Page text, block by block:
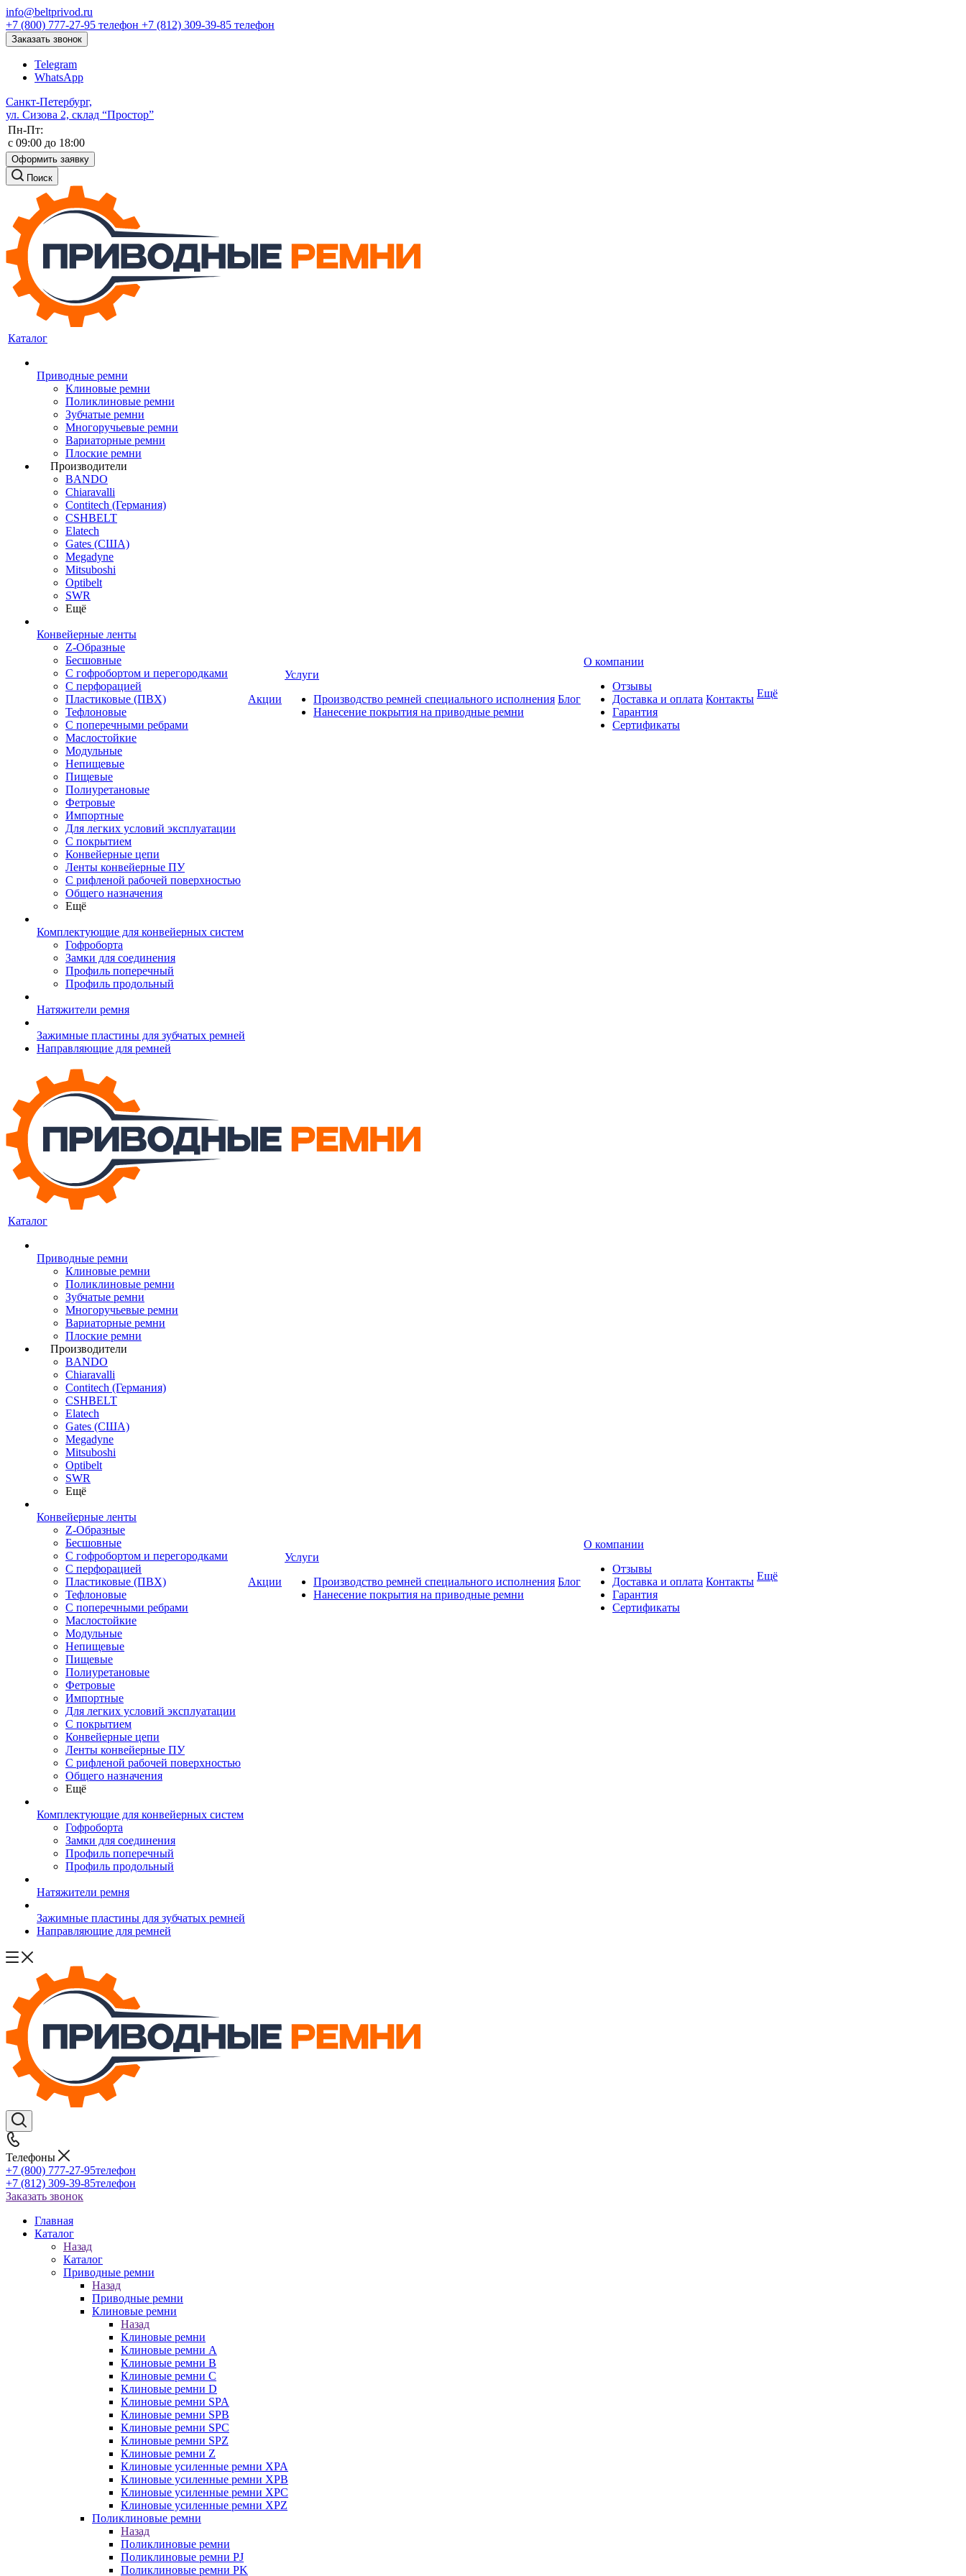
info@beltprivod.ru
+7 (800) 777-27-95 телефон +7 (812) 309-39-85 телефон
Заказать звонок
Telegram
WhatsApp
Санкт-Петербург,
ул. Сизова 2, склад “Простор”
Пн-Пт:
c 09:00 до 18:00
Оформить заявку
Поиск
Каталог
Приводные ремни
Клиновые ремни
Поликлиновые ремни
Зубчатые ремни
Многоручьевые ремни
Вариаторные ремни
Плоские ремни
Производители
BANDO
Chiaravalli
Contitech (Германия)
CSHBELT
Elatech
Gates (США)
Megadyne
Mitsuboshi
Optibelt
SWR
Ещё
Конвейерные ленты
Z-Образные
Бесшовные
С гофробортом и перегородками
С перфорацией
Пластиковые (ПВХ)
Тефлоновые
С поперечными ребрами
Маслостойкие
Модульные
Непищевые
Пищевые
Полиуретановые
Фетровые
Импортные
Для легких условий эксплуатации
С покрытием
Конвейерные цепи
Ленты конвейерные ПУ
С рифленой рабочей поверхностью
Общего назначения
Ещё
Комплектующие для конвейерных систем
Гофроборта
Замки для соединения
Профиль поперечный
Профиль продольный
Натяжители ремня
Зажимные пластины для зубчатых ремней
Направляющие для ремней
Акции
Услуги
Производство ремней специального исполнения
Нанесение покрытия на приводные ремни
Блог
О компании
Отзывы
Доставка и оплата
Гарантия
Сертификаты
Контакты Ещё
Каталог
Приводные ремни
Клиновые ремни
Поликлиновые ремни
Зубчатые ремни
Многоручьевые ремни
Вариаторные ремни
Плоские ремни
Производители
BANDO
Chiaravalli
Contitech (Германия)
CSHBELT
Elatech
Gates (США)
Megadyne
Mitsuboshi
Optibelt
SWR
Ещё
Конвейерные ленты
Z-Образные
Бесшовные
С гофробортом и перегородками
С перфорацией
Пластиковые (ПВХ)
Тефлоновые
С поперечными ребрами
Маслостойкие
Модульные
Непищевые
Пищевые
Полиуретановые
Фетровые
Импортные
Для легких условий эксплуатации
С покрытием
Конвейерные цепи
Ленты конвейерные ПУ
С рифленой рабочей поверхностью
Общего назначения
Ещё
Комплектующие для конвейерных систем
Гофроборта
Замки для соединения
Профиль поперечный
Профиль продольный
Натяжители ремня
Зажимные пластины для зубчатых ремней
Направляющие для ремней
Акции
Услуги
Производство ремней специального исполнения
Нанесение покрытия на приводные ремни
Блог
О компании
Отзывы
Доставка и оплата
Гарантия
Сертификаты
Контакты Ещё
Телефоны
+7 (800) 777-27-95телефон
+7 (812) 309-39-85телефон
Заказать звонок
Главная
Каталог
Назад
Каталог
Приводные ремни
Назад
Приводные ремни
Клиновые ремни
Назад
Клиновые ремни
Клиновые ремни A
Клиновые ремни B
Клиновые ремни C
Клиновые ремни D
Клиновые ремни SPA
Клиновые ремни SPB
Клиновые ремни SPC
Клиновые ремни SPZ
Клиновые ремни Z
Клиновые усиленные ремни XPA
Клиновые усиленные ремни XPB
Клиновые усиленные ремни XPC
Клиновые усиленные ремни XPZ
Поликлиновые ремни
Назад
Поликлиновые ремни
Поликлиновые ремни PJ
Поликлиновые ремни PK